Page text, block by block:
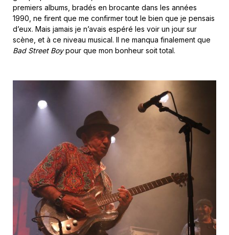
premiers albums, bradés en brocante dans les années
1990, ne firent que me confirmer tout le bien que je pensais
d’eux. Mais jamais je n’avais espéré les voir un jour sur
scène, et à ce niveau musical. Il ne manqua finalement que
Bad Street Boypour que mon bonheur soit total.